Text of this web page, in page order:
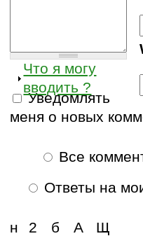
Что я могу
вводить ?
Уведомлять
меня о новых
Все
Ответы на
н 2 б Щ
А